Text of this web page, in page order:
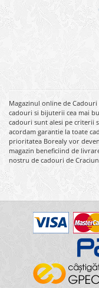
Magazinul online de
cadouri si bijuterii cea mai
cadouri sunt alesi pe criterii
acordam garantie la toate
prioritatea Borealy vor
magazin beneficiind de
nostru de cadouri de